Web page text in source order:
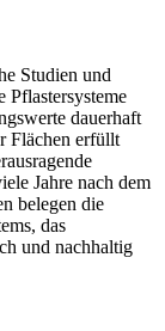
Studien und
Pflastersysteme
dauerhaft
Flächen erfüllt
Jahre nach dem
belegen die
das
und nachhaltig